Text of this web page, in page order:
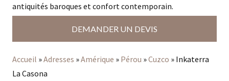
antiquités baroques et confort contemporain.
DEMANDER UN DEVIS
Accueil »Adresses »Amérique » Pérou »Cuzco » Inkaterra
La Casona